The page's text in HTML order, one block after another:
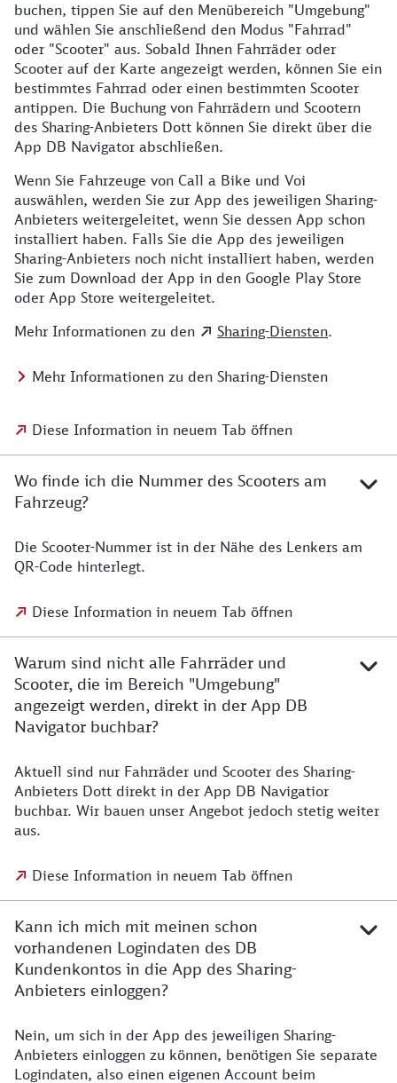
buchen, tippen Sie auf den Menübereich "Umgebung"
und wählen Sie anschließend den Modus "Fahrrad"
oder "Scooter" aus. Sobald Ihnen Fahrräder oder
Scooter auf der Karte angezeigt werden, können Sie ein
bestimmtes Fahrrad oder einen bestimmten Scooter
antippen. Die Buchung von Fahrrädern und Scootern
des Sharing-Anbieters Dott können Sie direkt über die
App DB Navigator abschließen.
Wenn Sie Fahrzeuge von Call a Bike und Voi
auswählen, werden Sie zur App des jeweiligen Sharing-
Anbieters weitergeleitet, wenn Sie dessen App schon
installiert haben. Falls Sie die App des jeweiligen
Sharing-Anbieters noch nicht installiert haben, werden
Sie zum Download der App in den Google Play Store
oder App Store weitergeleitet.
Mehr Informationen zu den
Sharing-Diensten.
Mehr Informationen zu den Sharing-Diensten
Diese Information in neuem Tab öffnen
Wo finde ich die Nummer des Scooters am
Fahrzeug?
Die Scooter-Nummer ist in der Nähe des Lenkers am
QR-Code hinterlegt.
Diese Information in neuem Tab öffnen
Warum sind nicht alle Fahrräder und
Scooter, die im Bereich "Umgebung"
angezeigt werden, direkt in der App DB
Navigator buchbar?
Aktuell sind nur Fahrräder und Scooter des Sharing-
Anbieters Dott direkt in der App DB Navigatior
buchbar. Wir bauen unser Angebot jedoch stetig weiter
aus.
Diese Information in neuem Tab öffnen
Kann ich mich mit meinen schon
vorhandenen Logindaten des DB
Kundenkontos in die App des Sharing-
Anbieters einloggen?
Nein, um sich in der App des jeweiligen Sharing-
Anbieters einloggen zu können, benötigen Sie separate
Logindaten, also einen eigenen Account beim